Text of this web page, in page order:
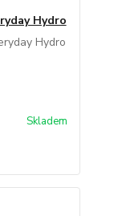
Hydro
Hydro
Skladem